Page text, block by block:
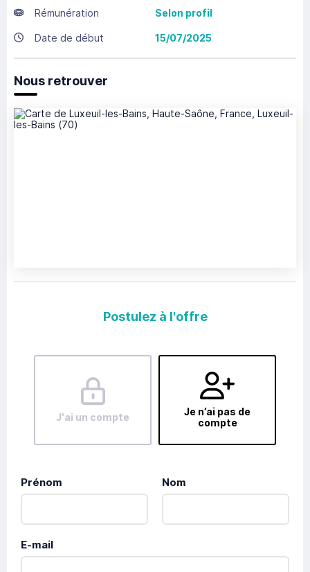
Rémunération Selon profil
Date de début 15/07/2025
Nous retrouver
Postulez à l'offre
J'ai un compte
Je n’ai pas de
compte
Prénom Nom
E-mail